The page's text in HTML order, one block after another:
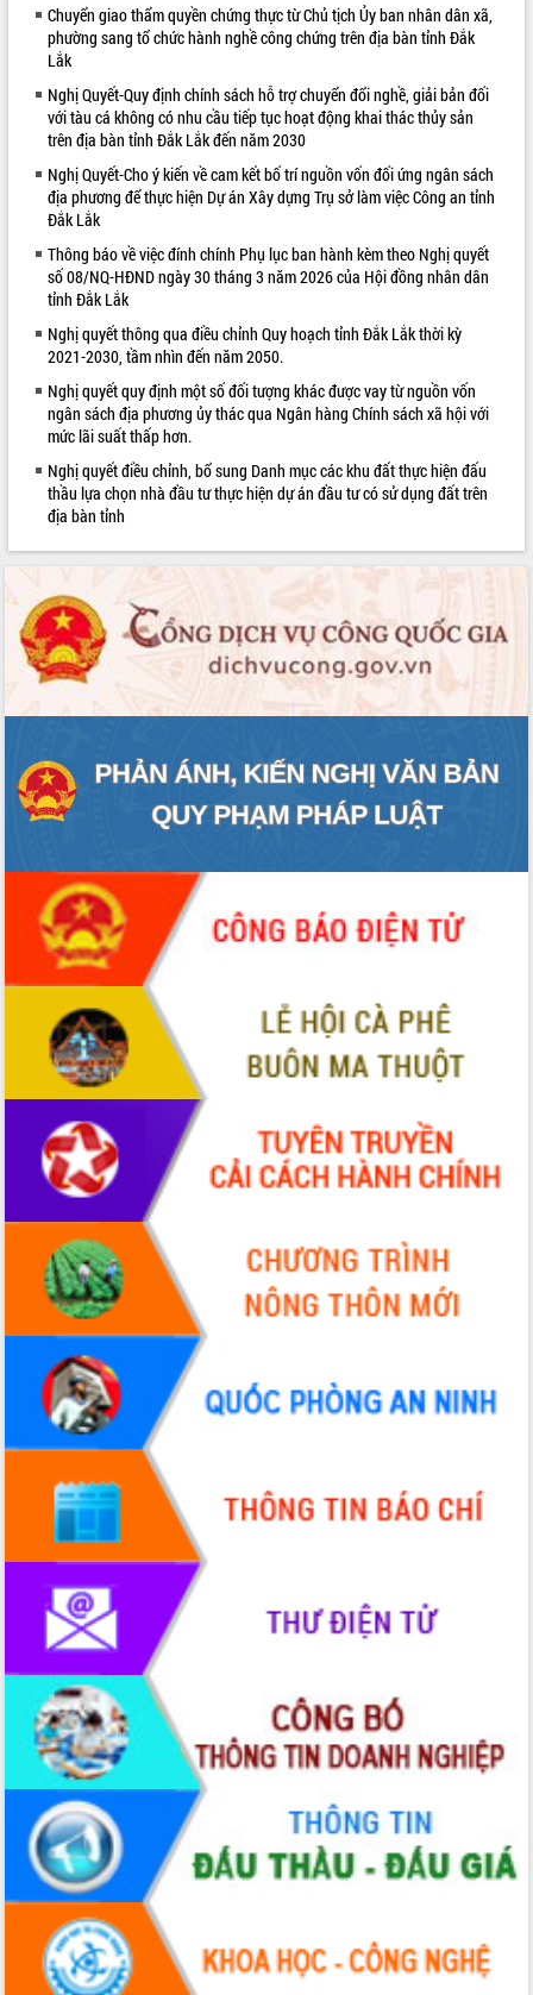
Bí thư Tỉnh ủy Lương Nguyễn Minh
Triết thăm, tặng quà người có công với
cách mạng
Rà soát, hoàn thiện hệ thống thiết chế
văn hóa, thể thao đáp ứng yêu cầu
phát triển mới
Thường trực HĐND tỉnh Đắk Lắk gặp
mặt Đoàn chuyên gia y tế TP. Hồ Chí
Minh
Lễ truy điệu và an táng hài cốt liệt sĩ
tại Nghĩa trang Liệt sĩ xã Sơn Hòa
Bàn giải pháp tháo gỡ khó khăn trong
xuất khẩu sầu riêng và triển khai quy
định EUDR
Thứ trưởng Bộ Nông nghiệp và Môi
trường Nguyễn Hoàng Hiệp khảo sát
sầu riêng tại Đắk Lắk
Trình diễn nghệ thuật chế biến các
món ăn từ sầu riêng
Đắk Lắk công bố Quy hoạch và xúc
tiến đầu tư tỉnh
Ngành cá ngừ Đắk Lắk chủ động thích
Diễn đàn Kinh tế tư nhân Việt Nam đột
phá cơ chế - Hợp tác công tư
Đề án 06 tạo bước ngoặt đột phá trong
cải cách hành chính tỉnh Đắk Lắk
để phát triển du lịch Đắk Lắk
Khởi động Dự án Đầu tư xây dựng hạ
tầng kỹ thuật Cụm công nghiệp Tân
Gặp mặt các cơ quan báo chí nhân Kỷ
niệm 101 năm Ngày Báo chí Cách
mạng Việt Nam
Đắk Lắk sơ kết 4 năm triển khai thực
hiện Đề án 06 của Chính phủ
Họp báo thông tin về Hội nghị Công bố
Quy hoạch và Xúc tiến đầu tư tỉnh Đắk
Lắk
Khơi thông điểm nghẽn, đẩy nhanh
giải ngân vốn khắc phục thiên tai
HĐND tỉnh thông qua điều chỉnh Quy
hoạch tỉnh thời kỳ 2021-2030
Hội thảo góp ý hồ sơ điều chỉnh quy
hoạch tỉnh Đắk Lắk thời kỳ 2021-2030,
tầm nhìn đến năm 2050
Nâng cao hiệu quả hoạt động của các
doanh nghiệp nhà nước
Hội nghị triển khai kết nối mạng
truyền số liệu chuyên dùng phục vụ cơ
quan Đảng, Nhà nước
Lễ phát động chuỗi hoạt động chung
tay làm sạch môi trường
Xã Ea Kar bước chuyển mình trong
công tác cải cách hành chính mô hình
UBND tỉnh họp báo định kỳ tháng 4
năm 2026
Hội thảo khoa học “Giải pháp thúc đẩy
phát triển nền kinh tế xanh tại tỉnh
Đắk Lắk”
Tăng cường giám sát, đôn đốc thực
hiện nhiệm vụ quản lý tài sản công
hàng tuần
Tháo gỡ những vướng mắc, đẩy mạnh
công tác cải cách thủ tục hành chính
tại Trung tâm Phục vụ hành chính
công tỉnh
Đắk Lắk: Tôn vinh 46 giải pháp tại Hội
thi Sáng tạo Kỹ thuật 2024 - 2025
ALBUM ẢNH
LIÊN KẾT WEB
Chuyển giao thẩm quyền chứng thực từ Chủ tịch Ủy ban nhân dân xã,
phường sang tổ chức hành nghề công chứng trên địa bàn tỉnh Đắk
Lắk
Nghị Quyết-Quy định chính sách hỗ trợ chuyển đổi nghề, giải bản đối
với tàu cá không có nhu cầu tiếp tục hoạt động khai thác thủy sản
trên địa bàn tỉnh Đắk Lắk đến năm 2030
Nghị Quyết-Cho ý kiến về cam kết bố trí nguồn vốn đối ứng ngân sách
địa phương để thực hiện Dự án Xây dựng Trụ sở làm việc Công an tỉnh
Đắk Lắk
Thông báo về việc đính chính Phụ lục ban hành kèm theo Nghị quyết
số 08/NQ-HĐND ngày 30 tháng 3 năm 2026 của Hội đồng nhân dân
tỉnh Đắk Lắk
Nghị quyết thông qua điều chỉnh Quy hoạch tỉnh Đắk Lắk thời kỳ
2021-2030, tầm nhìn đến năm 2050.
Nghị quyết quy định một số đối tượng khác được vay từ nguồn vốn
ngân sách địa phương ủy thác qua Ngân hàng Chính sách xã hội với
mức lãi suất thấp hơn.
Nghị quyết điều chỉnh, bổ sung Danh mục các khu đất thực hiện đấu
thầu lựa chọn nhà đầu tư thực hiện dự án đầu tư có sử dụng đất trên
địa bàn tỉnh